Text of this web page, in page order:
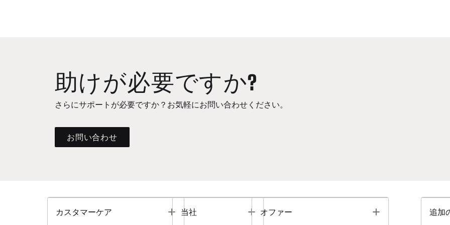
助けが必要ですか?
さらにサポートが必要ですか？お気軽にお問い合わせください。
お問い合わせ
カスタマーケア Toggle
当社 Toggle
オファー Toggle 追加